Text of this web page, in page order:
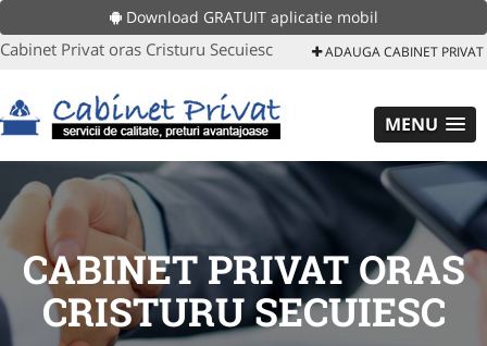
Download GRATUIT aplicatie mobil
Cabinet Privat oras Cristuru Secuiesc ADAUGA CABINET PRIVAT
MENU
CABINET PRIVAT ORAS
CRISTURU SECUIESC